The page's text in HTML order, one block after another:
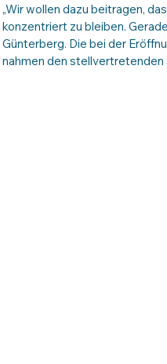
„Wir wollen dazu beitragen,
konzentriert zu bleiben.
Günterberg. Die bei der
nahmen den stellvertretenden